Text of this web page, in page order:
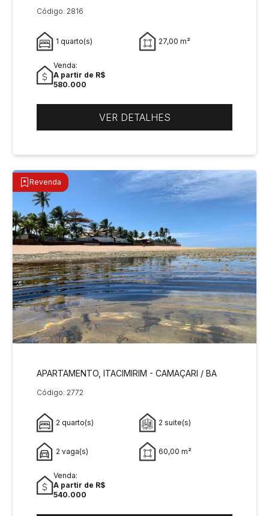
Código: 2816
1 quarto(s) 27,00 m²
Venda:
A partir de R$
580.000
VER DETALHES
Revenda
APARTAMENTO, ITACIMIRIM - CAMAÇARI / BA
Código: 2772
2 quarto(s) 2 suite(s)
2 vaga(s) 60,00 m²
Venda:
A partir de R$
540.000